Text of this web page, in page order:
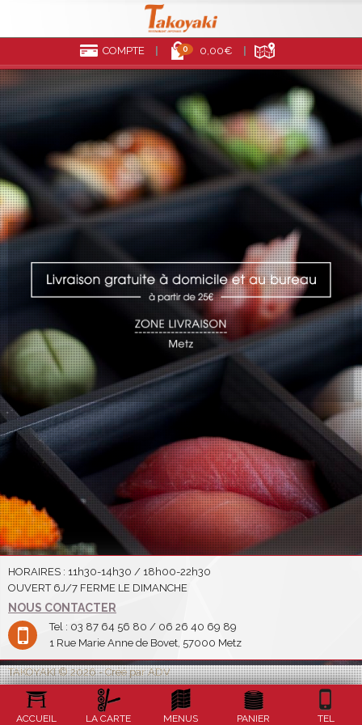
COMPTE 0 0,00€
HORAIRES : 11h30-14h30 / 18h00-22h30
OUVERT 6J/7 FERME LE DIMANCHE
NOUS CONTACTER
Tel : 03 87 64 56 80 / 06 26 40 69 89
1 Rue Marie Anne de Bovet, 57000 Metz
TAKOYAKI © 2026 - Créé par ADV
ACCUEIL LA CARTE MENUS PANIER TEL